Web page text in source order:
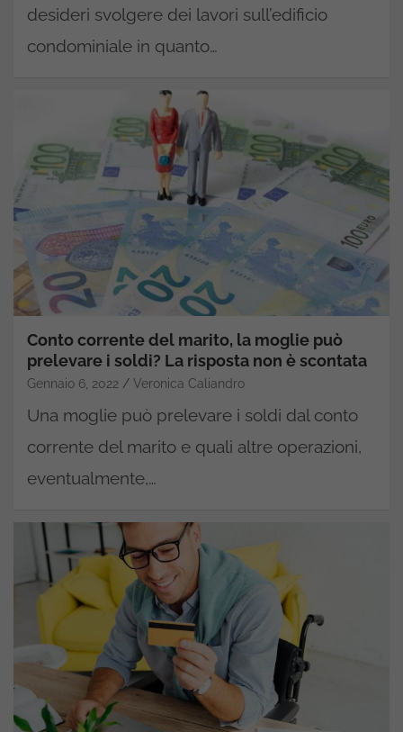
desideri svolgere dei lavori sull’edificio
condominiale in quanto…
Conto corrente del marito, la moglie può
prelevare i soldi? La risposta non è scontata
Gennaio 6, 2022 Veronica Caliandro
Una moglie può prelevare i soldi dal conto
corrente del marito e quali altre operazioni,
eventualmente,…